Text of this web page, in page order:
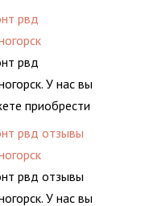
Ремонт
производится
спецами, которые
решить любую
задачу.
с разными
и
Инжиниринг
ремонт
Ремонт
производится
рвд
рвд
У нас вы
приобрести
с разными
и
Инжиниринг
рвд отзывы
рвд отзывы
У нас вы